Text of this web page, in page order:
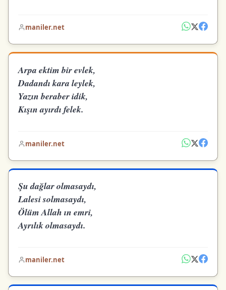
maniler.net
Arpa ektim bir evlek,
Dadandı kara leylek,
Yazın beraber idik,
Kışın ayırdı felek.
maniler.net
Şu dağlar olmasaydı,
Lalesi solmasaydı,
Ölüm Allah ın emri,
Ayrılık olmasaydı.
maniler.net